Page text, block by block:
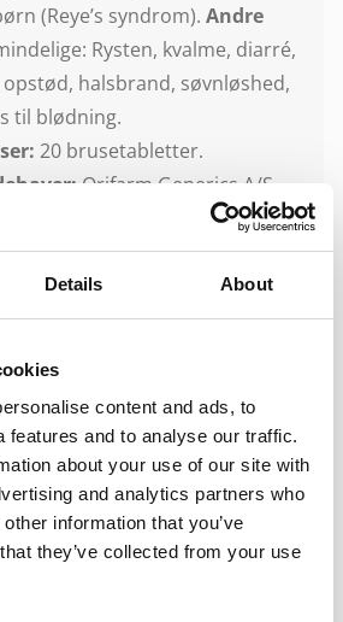
Details About
content and ads, to
features and to analyse our traffic.
about your use of our site with
and analytics partners who
information that you’ve
they’ve collected from your use
(Reye’s syndrom). Andre
Rysten, kvalme, diarré,
halsbrand, søvnløshed,
til blødning.
20 brusetabletter.
Orifarm Generics A/S,
S.
DOSERING
INDHOLD